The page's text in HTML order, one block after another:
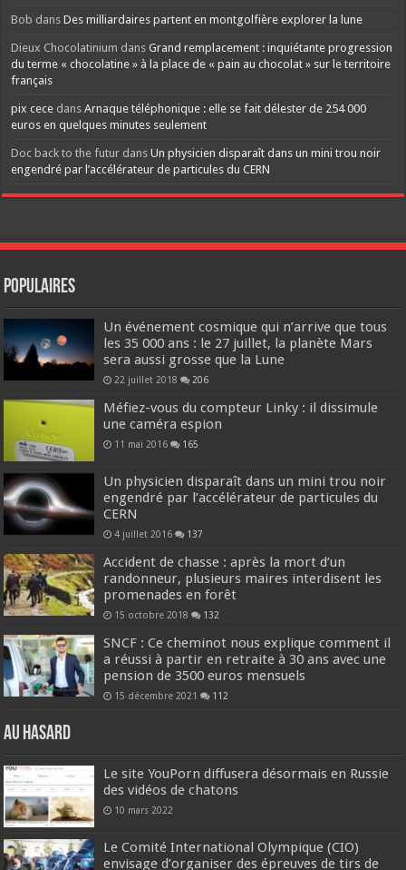
Bob dansDes milliardaires partent en montgolfière explorer la lune
Dieux Chocolatinium dansGrand remplacement : inquiétante progression
du terme « chocolatine » à la place de « pain au chocolat » sur le territoire
français
pix cece dansArnaque téléphonique : elle se fait délester de 254 000
euros en quelques minutes seulement
Doc back to the futur dansUn physicien disparaît dans un mini trou noir
engendré par l’accélérateur de particules du CERN
Populaires
Un événement cosmique qui n’arrive que tous
les 35 000 ans : le 27 juillet, la planète Mars
sera aussi grosse que la Lune
22 juillet 2018 206
Méfiez-vous du compteur Linky : il dissimule
une caméra espion
11 mai 2016 165
Un physicien disparaît dans un mini trou noir
engendré par l’accélérateur de particules du
CERN
4 juillet 2016 137
Accident de chasse : après la mort d’un
randonneur, plusieurs maires interdisent les
promenades en forêt
15 octobre 2018 132
SNCF : Ce cheminot nous explique comment il
a réussi à partir en retraite à 30 ans avec une
pension de 3500 euros mensuels
15 décembre 2021 112
Au hasard
Le site YouPorn diffusera désormais en Russie
des vidéos de chatons
10 mars 2022
Le Comité International Olympique (CIO)
envisage d’organiser des épreuves de tirs de